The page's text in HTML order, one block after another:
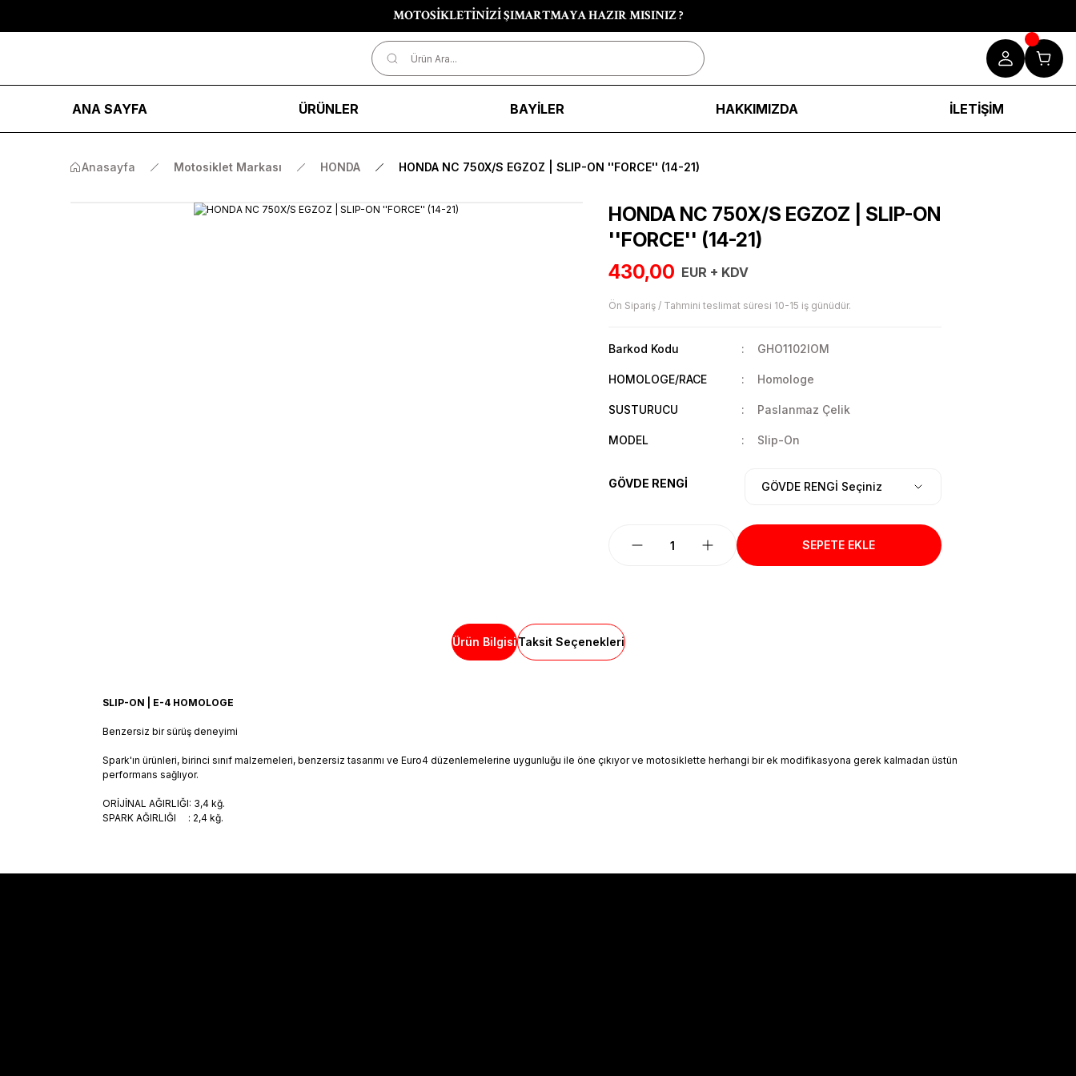
MOTOSİKLETİNİZİ ŞIMARTMAYA HAZIR MISINIZ ?
ANA SAYFA ÜRÜNLER BAYİLER HAKKIMIZDA İLETİŞİM
Anasayfa Motosiklet Markası HONDA HONDA NC 750X/S EGZOZ | SLIP-ON ''FORCE'' (14-21)
HONDA NC 750X/S EGZOZ | SLIP-ON
''FORCE'' (14-21)
430,00 EUR + KDV
Ön Sipariş / Tahmini teslimat süresi 10-15 iş günüdür.
Barkod Kodu GHO1102IOM
HOMOLOGE/RACE Homologe
SUSTURUCU Paslanmaz Çelik
MODEL Slip-On
GÖVDE RENGİ
SEPETE EKLE
Ürün BilgisiTaksit Seçenekleri
SLIP-ON | E-4 HOMOLOGE
Benzersiz bir sürüş deneyimi
Spark'ın ürünleri, birinci sınıf malzemeleri, benzersiz tasarımı ve Euro4 düzenlemelerine uygunluğu ile öne çıkıyor ve motosiklette herhangi bir ek modifikasyona gerek kalmadan üstün
performans sağlıyor.
ORİJİNAL AĞIRLIĞI: 3,4 kğ.
SPARK AĞIRLIĞI : 2,4 kğ.